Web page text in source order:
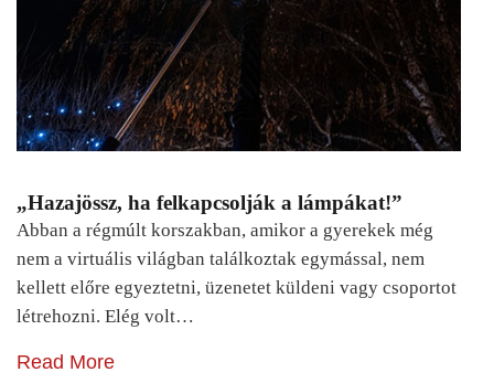
„Hazajössz, ha felkapcsolják a lámpákat!”
Abban a régmúlt korszakban, amikor a gyerekek még
nem a virtuális világban találkoztak egymással, nem
kellett előre egyeztetni, üzenetet küldeni vagy csoportot
létrehozni. Elég volt…
Read More